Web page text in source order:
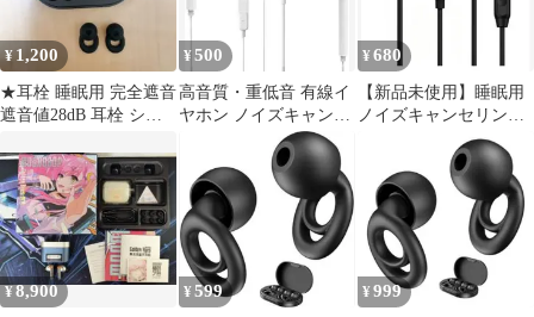
睡眠用 いびき 着け心地
痛くない 対策 低反発
雑音 おしゃれ ノイズキ
ャンセリング
¥1,200
★耳栓 睡眠用 完全遮音
遮音値28dB 耳栓 シリ
¥500
高音質・重低音 有線イ
ヤホン ノイズキャンセ
¥ 680
【新品未使用】睡眠用
ノイズキャンセリング
有線イヤホン ブラッ
¥8,900 ¥ 599 ¥ 999